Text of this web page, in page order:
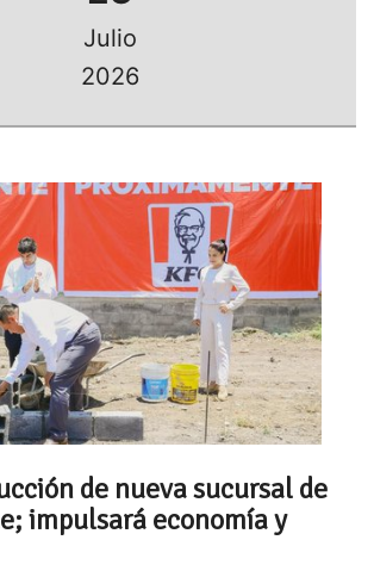
Julio
2026
de nueva sucursal de
impulsará economía y